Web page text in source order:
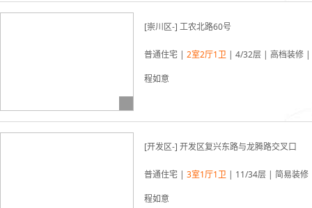
[崇川区-] 工农北路60号
普通住宅 | 2室2厅1卫 | 4/32层 | 高档装修
程如意
[开发区-] 开发区复兴东路与龙腾路交叉口
普通住宅 | 3室1厅1卫 | 11/34层 | 简易装
程如意